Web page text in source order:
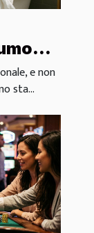
e non
sta...